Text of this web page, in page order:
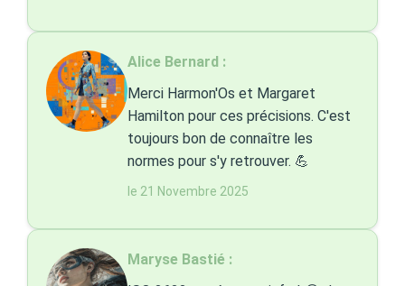
Alice Bernard :
Merci Harmon'Os et Margaret
Hamilton pour ces précisions. C'est
toujours bon de connaître les
normes pour s'y retrouver. 💪
le 21 Novembre 2025
Maryse Bastié :